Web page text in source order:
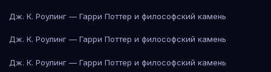
Дж. К. Роулинг — Гарри Поттер и философский камень
Дж. К. Роулинг — Гарри Поттер и философский камень
Дж. К. Роулинг — Гарри Поттер и философский камень